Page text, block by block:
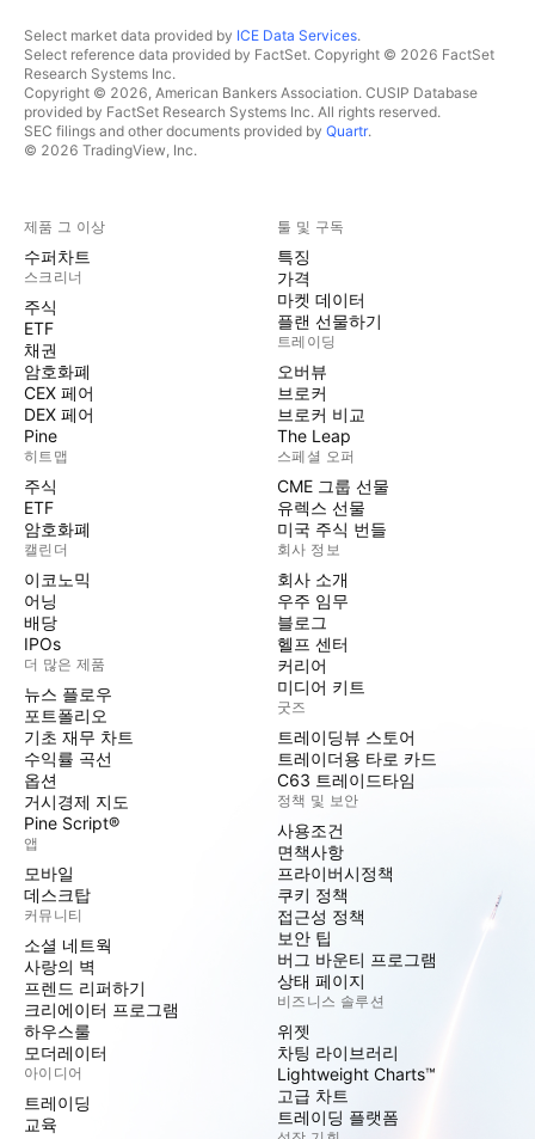
Select market data provided by ICE Data Services.
Select reference data provided by FactSet. Copyright © 2026 FactSet
Research Systems Inc.
Copyright © 2026, American Bankers Association. CUSIP Database
provided by FactSet Research Systems Inc. All rights reserved.
SEC filings and other documents provided by Quartr.
© 2026 TradingView, Inc.
제품 그 이상
수퍼차트
스크리너
주식
ETF
채권
암호화폐
CEX 페어
DEX 페어
Pine
히트맵
주식
ETF
암호화폐
캘린더
이코노믹
어닝
배당
IPOs
더 많은 제품
뉴스 플로우
포트폴리오
기초 재무 차트
수익률 곡선
옵션
거시경제 지도
Pine Script®
앱
모바일
데스크탑
커뮤니티
소셜 네트웍
사랑의 벽
프렌드 리퍼하기
크리에이터 프로그램
하우스룰
모더레이터
아이디어
트레이딩
교육
툴 및 구독
특징
가격
마켓 데이터
플랜 선물하기
트레이딩
오버뷰
브로커
브로커 비교
The Leap
스페셜 오퍼
CME 그룹 선물
유렉스 선물
미국 주식 번들
회사 정보
회사 소개
우주 임무
블로그
헬프 센터
커리어
미디어 키트
굿즈
트레이딩뷰 스토어
트레이더용 타로 카드
C63 트레이드타임
정책 및 보안
사용조건
면책사항
프라이버시정책
쿠키 정책
접근성 정책
보안 팁
버그 바운티 프로그램
상태 페이지
비즈니스 솔루션
위젯
차팅 라이브러리
Lightweight Charts™
고급 차트
트레이딩 플랫폼